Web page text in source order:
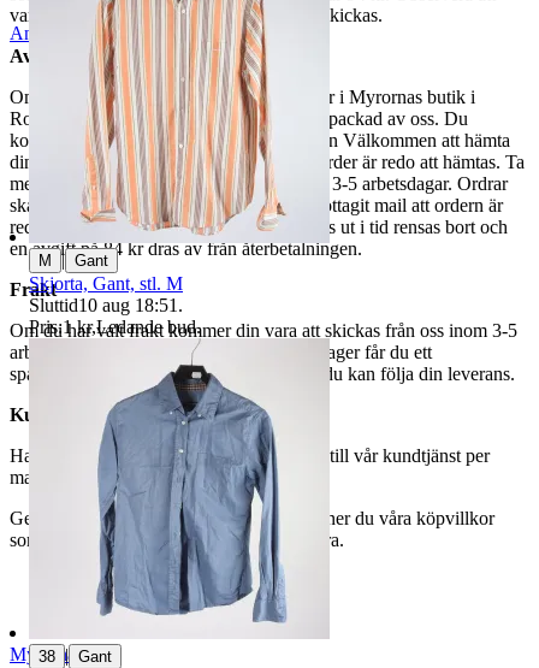
varor märkta endast avhämtning inte kan skickas.
Avhämtning
Om du väljer avhämtning hämtas din order i Myrornas butik i
Ropsten, Kolargatan 2 efter den har blivit packad av oss. Du
kommer att få ett separat mail med rubriken Välkommen att hämta
din order på Myrorna i Ropsten! när din order är redo att hämtas. Ta
med legitimation. Hanteringstiden är cirka 3-5 arbetsdagar. Ordrar
ska hämtas senast 7 dagar efter att man mottagit mail att ordern är
redo för avhämtning. Ordrar som ej hämtas ut i tid rensas bort och
en avgift på 84 kr dras av från återbetalningen.
Frakt
Om du har valt frakt kommer din vara att skickas från oss inom 3-5
arbetsdagar. När din vara har lämnat vårt lager får du ett
spårningsnummer av DSV inom kort där du kan följa din leverans.
Kundservice
Har du frågor eller funderingar hör av dig till vår kundtjänst per
mail:
webbshop@myrorna.se.
Genom att buda på våra annonser godkänner du våra köpvillkor
som du hittar på vår infosida här på Tradera.
Anmäl Sälj liknande
Myrorna
M | Gant
Skjorta, Gant, stl. M
Sluttid10 aug 18:51 .
Pris:1 kr,Ledande bud.
38 | Gant